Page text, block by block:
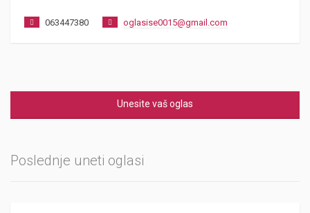
063447380 oglasise0015@gmail.com
Unesite vaš oglas
Poslednje uneti oglasi